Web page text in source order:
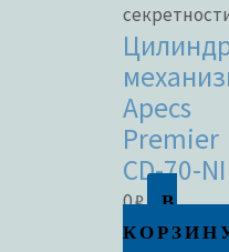
Apecs
Premier
CD-70-NI
0₽
В